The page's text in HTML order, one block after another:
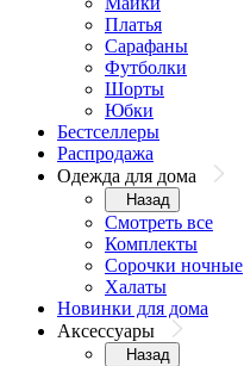
Платья
Сарафаны
Футболки
Шорты
Юбки
Бестселлеры
Распродажа
Одежда для дома
Назад
Смотреть все
Комплекты
Сорочки ночные
Халаты
Новинки для дома
Аксессуары
Назад